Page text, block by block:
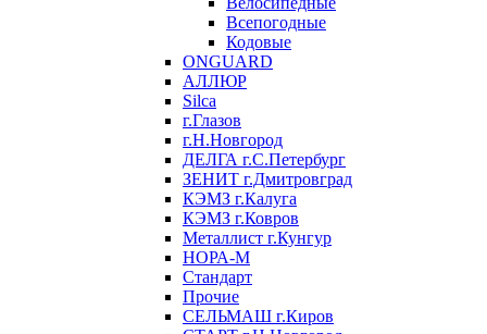
Всепогодные
Кодовые
ONGUARD
АЛЛЮР
Silca
г.Глазов
г.Н.Новгород
ДЕЛГА г.С.Петербург
ЗЕНИТ г.Дмитровград
КЭМЗ г.Калуга
КЭМЗ г.Ковров
Металлист г.Кунгур
НОРА-М
Стандарт
Прочие
СЕЛЬМАШ г.Киров